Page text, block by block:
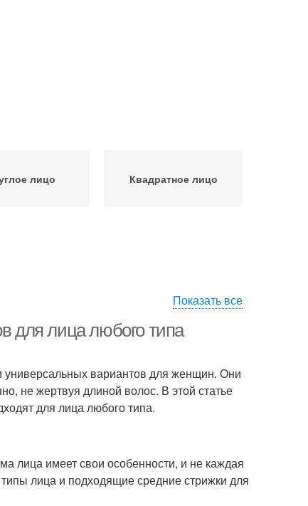
лицо Квадратное лицо
Показать все
для лица любого типа
вариантов для женщин. Они
не жертвуя длиной волос. В этой статье
для лица любого типа.
лица имеет свои особенности, и не каждая
лица и подходящие средние стрижки для